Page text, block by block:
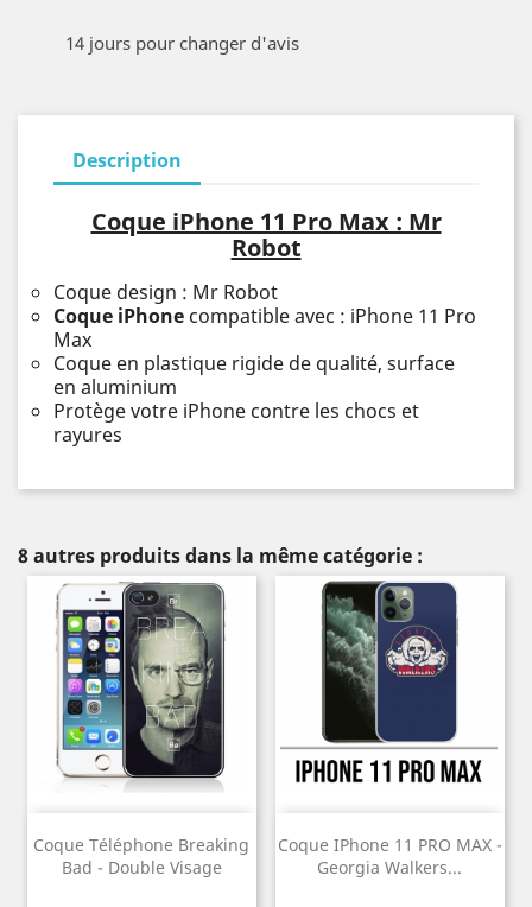
14 jours pour changer d'avis
Description
Coque iPhone 11 Pro Max : Mr
Robot
Coque design : Mr Robot
Coque iPhone compatible avec : iPhone 11 Pro
Max
Coque en plastique rigide de qualité, surface
en aluminium
Protège votre iPhone contre les chocs et
rayures
8 autres produits dans la même catégorie :
Coque Téléphone Breaking
Bad - Double Visage
Coque IPhone 11 PRO MAX -
Georgia Walkers...